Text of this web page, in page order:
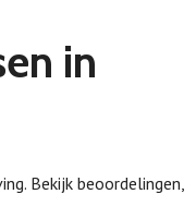
in
Bekijk beoordelingen,